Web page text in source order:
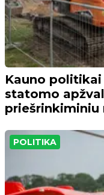
Kauno
statomo
priešrinkiminiu
POLITIKA